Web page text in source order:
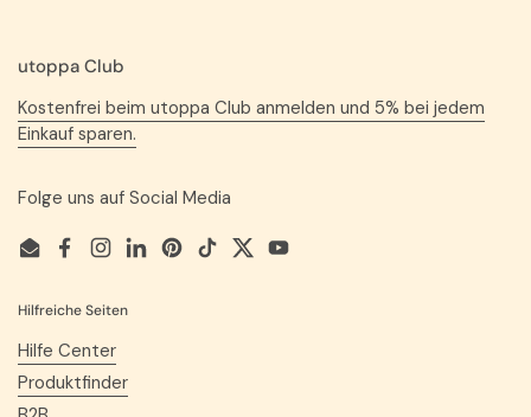
utoppa Club
Kostenfrei beim utoppa Club anmelden und 5% bei jedem
Einkauf sparen.
Folge uns auf Social Media
EmailFacebook
Instagram
LinkedInPinterest
TikTokTwitterYouTube
Hilfreiche Seiten
Hilfe Center
Produktfinder